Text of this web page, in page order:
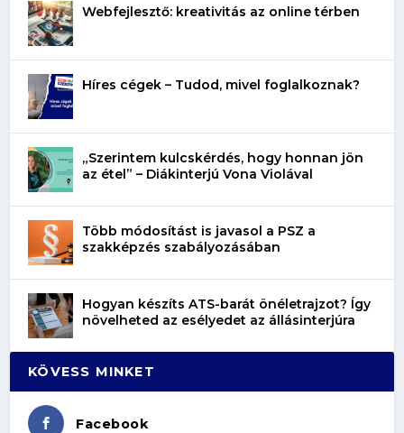
Webfejlesztő: kreativitás az online térben
Híres cégek – Tudod, mivel foglalkoznak?
„Szerintem kulcskérdés, hogy honnan jön
az étel” – Diákinterjú Vona Violával
Több módosítást is javasol a PSZ a
szakképzés szabályozásában
Hogyan készíts ATS-barát önéletrajzot? Így
növelheted az esélyedet az állásinterjúra
KÖVESS MINKET
Facebook